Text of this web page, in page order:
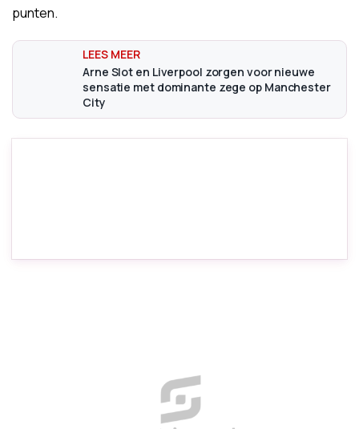
punten.
Arne Slot en Liverpool zorgen voor nieuwe
sensatie met dominante zege op Manchester
City